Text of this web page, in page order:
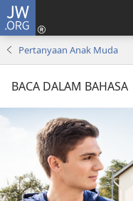
JW.ORG
Pertanyaan Anak Muda
BACA DALAM BAHASA